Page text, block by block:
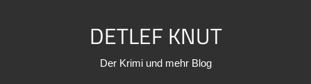
DETLEF KNUT
Der Krimi und mehr Blog